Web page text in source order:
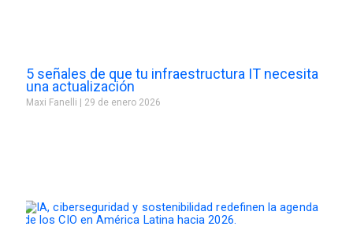
5 señales de que tu infraestructura IT necesita
una actualización
Maxi Fanelli 29 de enero 2026